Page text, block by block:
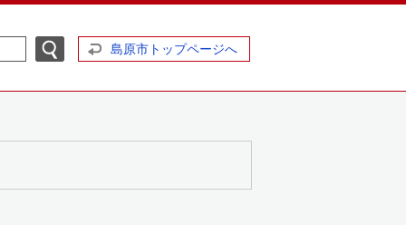
島原市トップページへ